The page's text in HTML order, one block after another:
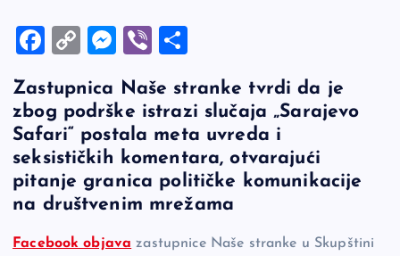
F
c
e
b
o
o
k
C
p
y
Li
n
k
M
se
n
g
er
Vi
er ar
e
Zastupnica Naše stranke tvrdi da je
zbog podrške istrazi slučaja „Sarajevo
Safari“ postala meta uvreda i
seksističkih komentara, otvarajući
pitanje granica političke komunikacije
na društvenim mrežama
Facebook objava zastupnice Naše stranke u Skupštini